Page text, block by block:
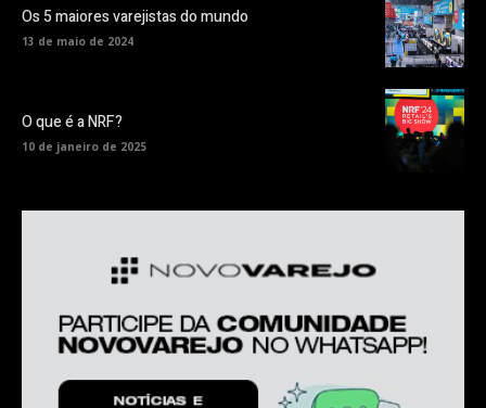
Os 5 maiores varejistas do mundo
13 de maio de 2024
O que é a NRF?
10 de janeiro de 2025